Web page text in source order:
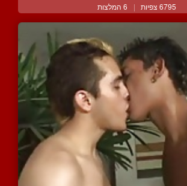
6795 צפיות | 6 המלצות